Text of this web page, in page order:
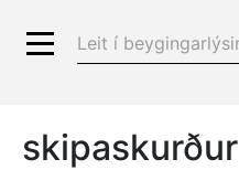
skipaskurður